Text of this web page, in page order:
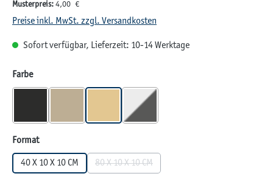
Musterpreis: 4,00 €
Preise inkl. MwSt. zzgl. Versandkosten
Sofort verfügbar, Lieferzeit: 10-14 Werktage
Farbeauswählen
SANDSTEIN
Formatauswählen
40 X 10 X 10 CM 80 X 10 X 10 CM
(Diese Option ist zurzeit nicht verfügbar.)